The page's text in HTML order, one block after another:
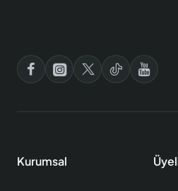
Kurumsal